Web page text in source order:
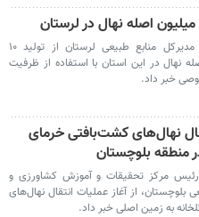
خرم‌آباد - مدیرکل منابع طبیعی لرستان از تولید ۱۰
نهال در این استان با استفاده از ظرفیت
خبر داد.
نهال‌های کشت‌بافتی خرمای
منطقه بلوچستان
مرکز تحقیقات و آموزش کشاورزی و
بلوچستان، از آغاز عملیات انتقال نهال‌های
به زمین اصلی خبر داد.